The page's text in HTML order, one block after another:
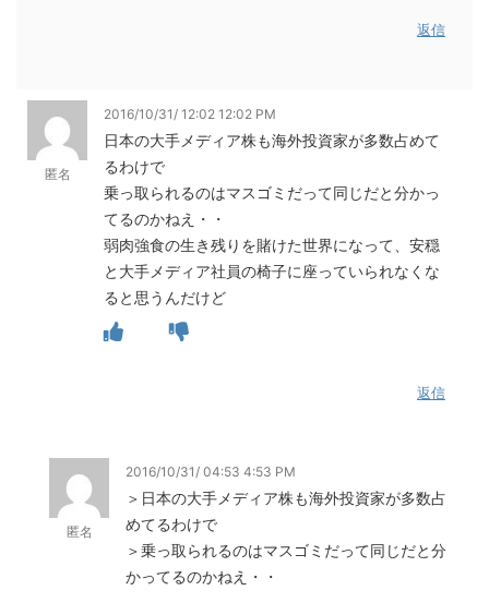
返信
匿名
2016/10/31/ 12:02 12:02 PM
日本の大手メディア株も海外投資家が多数占めて
るわけで
乗っ取られるのはマスゴミだって同じだと分かっ
てるのかねえ・・
弱肉強食の生き残りを賭けた世界になって、安穏
と大手メディア社員の椅子に座っていられなくな
ると思うんだけど
返信
匿名
2016/10/31/ 04:53 4:53 PM
＞日本の大手メディア株も海外投資家が多数占
めてるわけで
＞乗っ取られるのはマスゴミだって同じだと分
かってるのかねえ・・